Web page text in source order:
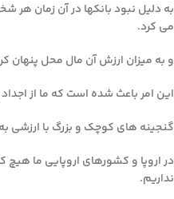
به دلیل نبود بانکها در آن زمان هر
می کرد.
و به میزان ارزش آن مال محل پنهان
این امر باعث شده است که ما از
گنجینه های کوچک و بزرگ با ارزشی
در اروپا و کشورهای اروپایی ما
نداریم.